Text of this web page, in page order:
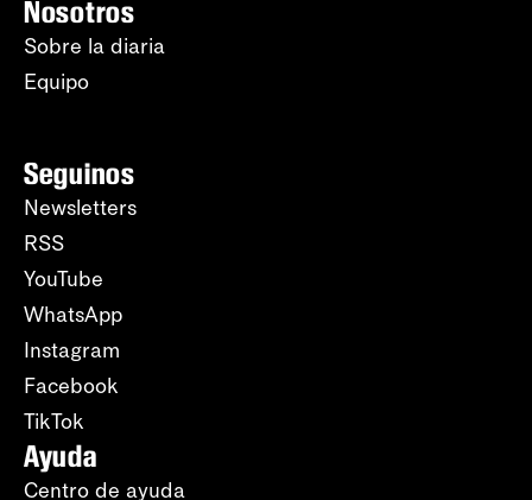
Nosotros
Sobre la diaria
Equipo
Seguinos
Newsletters
RSS
YouTube
WhatsApp
Instagram
Facebook
TikTok
Ayuda
Centro de ayuda